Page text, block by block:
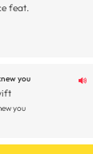
feat.
you
you